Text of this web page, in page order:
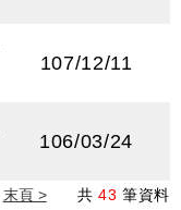
107/12/11
106/03/24
共 43 筆資料